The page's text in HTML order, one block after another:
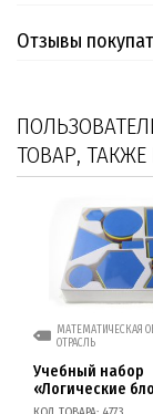
Отзывы
ТОВАР,
МАТЕМАТИЧЕСКАЯ
ОТРАСЛЬ
Учебный набор
«Логические